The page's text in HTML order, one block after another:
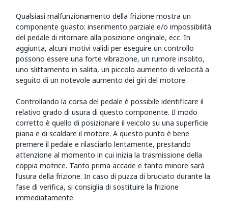
Qualsiasi malfunzionamento della frizione mostra un
componente guasto: inserimento parziale e/o impossibilità
del pedale di ritornare alla posizione originale, ecc. In
aggiunta, alcuni motivi validi per eseguire un controllo
possono essere una forte vibrazione, un rumore insolito,
uno slittamento in salita, un piccolo aumento di velocità a
seguito di un notevole aumento dei giri del motore.
Controllando la corsa del pedale è possibile identificare il
relativo grado di usura di questo componente. Il modo
corretto è quello di posizionare il veicolo su una superficie
piana e di scaldare il motore. A questo punto è bene
premere il pedale e rilasciarlo lentamente, prestando
attenzione al momento in cui inizia la trasmissione della
coppia motrice. Tanto prima accade e tanto minore sarà
l’usura della frizione. In caso di puzza di bruciato durante la
fase di verifica, si consiglia di sostituire la frizione
immediatamente.